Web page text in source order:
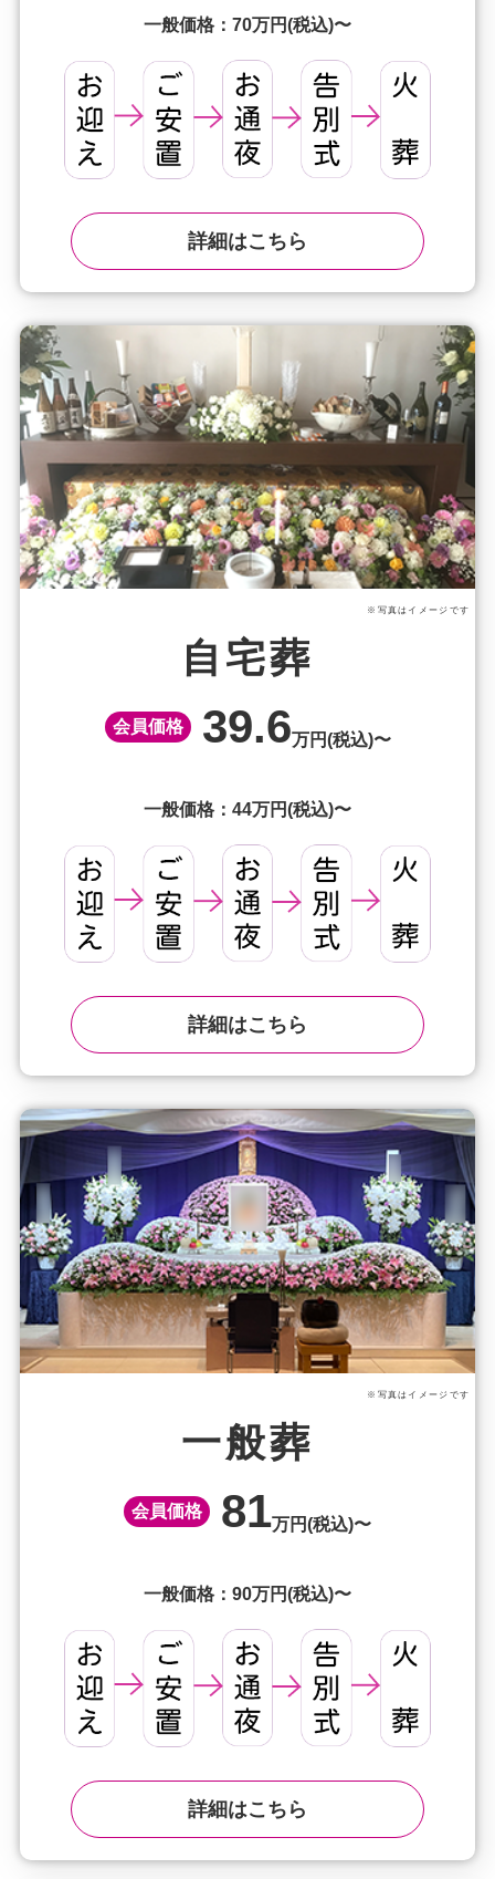
一般価格：70万円(税込)〜
詳細はこちら
※写真はイメージです
自宅葬
会員価格 39.6万円(税込)〜
一般価格：44万円(税込)〜
詳細はこちら
※写真はイメージです
一般葬
会員価格 81万円(税込)〜
一般価格：90万円(税込)〜
詳細はこちら